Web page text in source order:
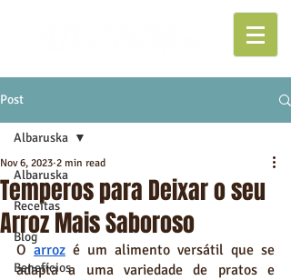
Post
Albaruska
Receitas
Blog
Benefícios
Albaruska
Temperos para Deixar o seu
Arroz Mais Saboroso
Nov 6, 2023 2 min read
O arroz é um alimento versátil que se
adapta a uma variedade de pratos e